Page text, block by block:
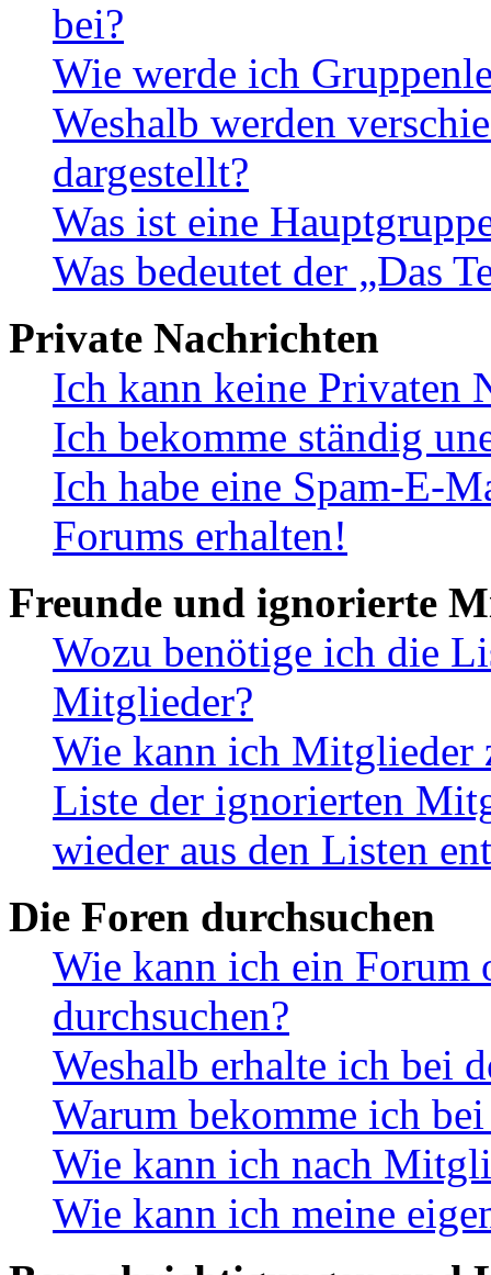
bei?
Wie werde ich
Weshalb werden
dargestellt?
Was ist eine
Was bedeutet der „Das
Private Nachrichten
Ich kann keine Privaten
Ich bekomme ständig
Ich habe eine Spam-E-
Forums erhalten!
Freunde und ignorierte
Wozu benötige ich die
Mitglieder?
Wie kann ich Mitglieder
Liste der ignorierten
wieder aus den Listen
Die Foren durchsuchen
Wie kann ich ein Forum
durchsuchen?
Weshalb erhalte ich bei
Warum bekomme ich
Wie kann ich nach
Wie kann ich meine